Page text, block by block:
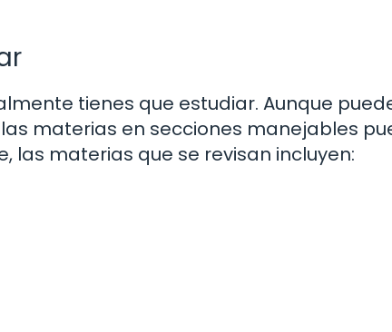
tienes que estudiar. Aunque
materias en secciones manejables
las materias que se revisan incluyen: